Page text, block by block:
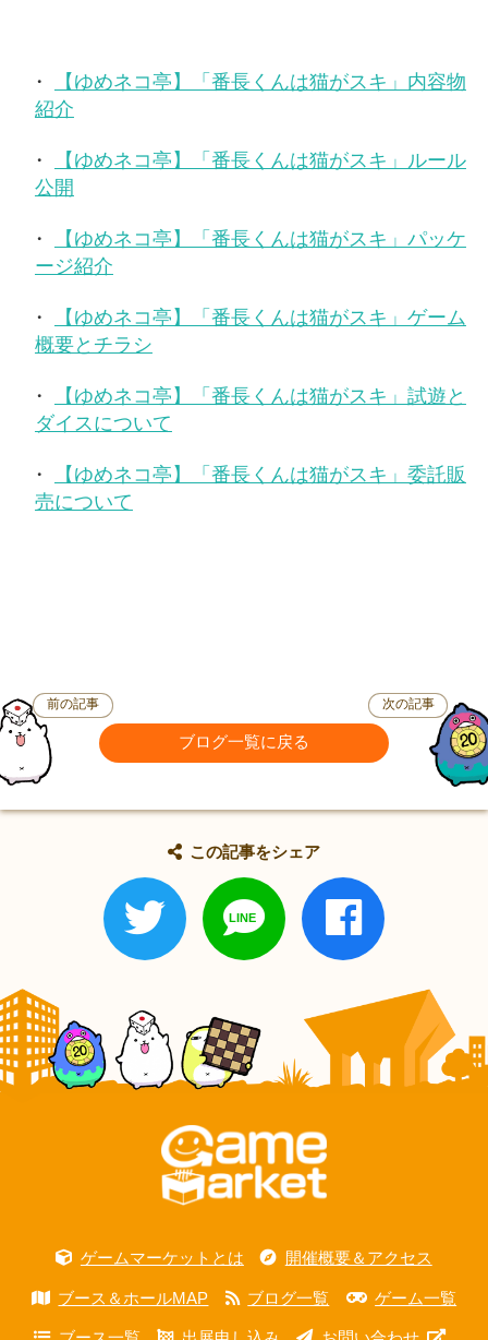
【ゆめネコ亭】「番長くんは猫がスキ」内容物
紹介
【ゆめネコ亭】「番長くんは猫がスキ」ルール
公開
【ゆめネコ亭】「番長くんは猫がスキ」パッケ
ージ紹介
【ゆめネコ亭】「番長くんは猫がスキ」ゲーム
概要とチラシ
【ゆめネコ亭】「番長くんは猫がスキ」試遊と
ダイスについて
【ゆめネコ亭】「番長くんは猫がスキ」委託販
売について
前の記事
ブログ一覧に戻る
次の記事
この記事をシェア
ゲームマーケットとは 開催概要＆アクセス
ブース＆ホールMAP ブログ一覧 ゲーム一覧